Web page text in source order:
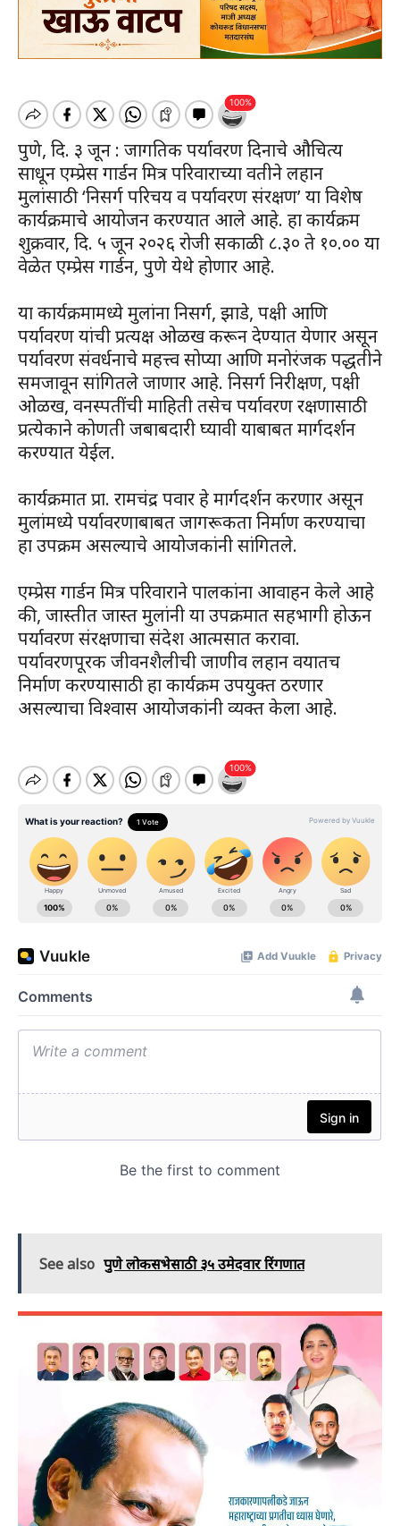
पुणे, दि. ३ जून : जागतिक पर्यावरण दिनाचे औचित्य
साधून एम्प्रेस गार्डन मित्र परिवाराच्या वतीने लहान
मुलांसाठी ‘निसर्ग परिचय व पर्यावरण संरक्षण’ या विशेष
कार्यक्रमाचे आयोजन करण्यात आले आहे. हा कार्यक्रम
शुक्रवार, दि. ५ जून २०२६ रोजी सकाळी ८.३० ते १०.०० या
वेळेत एम्प्रेस गार्डन, पुणे येथे होणार आहे.
या कार्यक्रमामध्ये मुलांना निसर्ग, झाडे, पक्षी आणि
पर्यावरण यांची प्रत्यक्ष ओळख करून देण्यात येणार असून
पर्यावरण संवर्धनाचे महत्त्व सोप्या आणि मनोरंजक पद्धतीने
समजावून सांगितले जाणार आहे. निसर्ग निरीक्षण, पक्षी
ओळख, वनस्पतींची माहिती तसेच पर्यावरण रक्षणासाठी
प्रत्येकाने कोणती जबाबदारी घ्यावी याबाबत मार्गदर्शन
करण्यात येईल.
कार्यक्रमात प्रा. रामचंद्र पवार हे मार्गदर्शन करणार असून
मुलांमध्ये पर्यावरणाबाबत जागरूकता निर्माण करण्याचा
हा उपक्रम असल्याचे आयोजकांनी सांगितले.
एम्प्रेस गार्डन मित्र परिवाराने पालकांना आवाहन केले आहे
की, जास्तीत जास्त मुलांनी या उपक्रमात सहभागी होऊन
पर्यावरण संरक्षणाचा संदेश आत्मसात करावा.
पर्यावरणपूरक जीवनशैलीची जाणीव लहान वयातच
निर्माण करण्यासाठी हा कार्यक्रम उपयुक्त ठरणार
असल्याचा विश्वास आयोजकांनी व्यक्त केला आहे.
See also पुणे लोकसभेसाठी ३५ उमेदवार रिंगणात